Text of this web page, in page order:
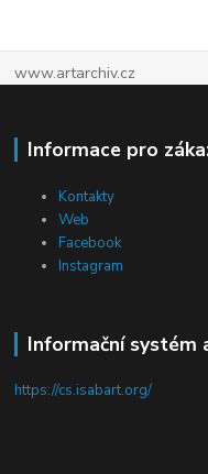
www.artarchiv.cz
Informace pro
Kontakty
Web
Facebook
Instagram
Informační systém
https://cs.isabart.org/